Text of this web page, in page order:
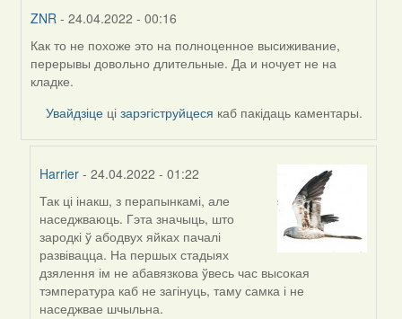
ZNR - 24.04.2022 - 00:16
In
reply
to
Как то не похоже это на полноценное высиживание,
перерывы довольно длительные. Да и ночует не на
кладке.
Увайдзіце цізарэгіструйцеся каб пакідаць каментары.
Harrier - 24.04.2022 - 01:22
In
reply
to
by
ZNR
Так ці інакш, з перапынкамі, але
наседжваюць. Гэта значыць, што
зародкі ў абодвух яйках пачалі
развівацца. На першых стадыях
дзялення ім не абавязкова ўвесь час высокая
тэмпература каб не загінуць, таму самка і не
наседжвае шчыльна.